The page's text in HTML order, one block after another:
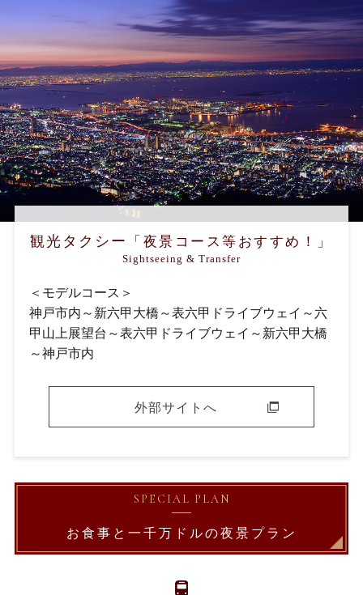
観光タクシー 「夜景コース等おすすめ！」
Sightseeing & Transfer
＜モデルコース＞
神戸市内～新六甲大橋～表六甲ドライブウェイ～ 六
甲山上展望台～表六甲ドライブウェイ～新六甲大橋
～神戸市内
外部サイトへ
SPECIAL PLAN
お食事と一千万ドルの夜景プラン